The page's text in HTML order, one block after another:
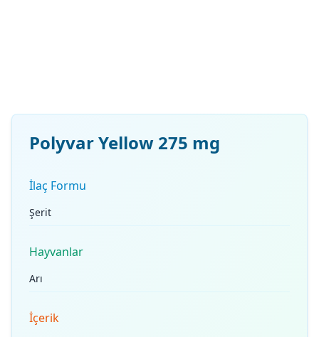
Polyvar Yellow 275 mg
İlaç Formu
Şerit
Hayvanlar
Arı
İçerik